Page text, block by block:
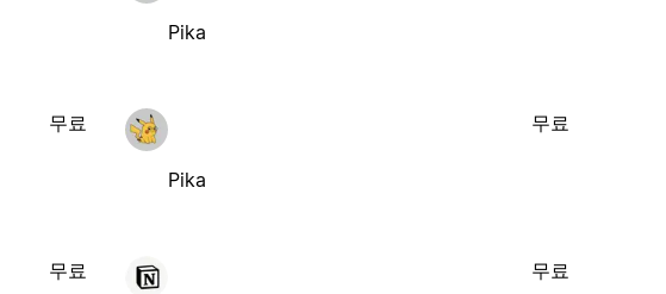
Pika
무료
Pika
무료
무료 무료